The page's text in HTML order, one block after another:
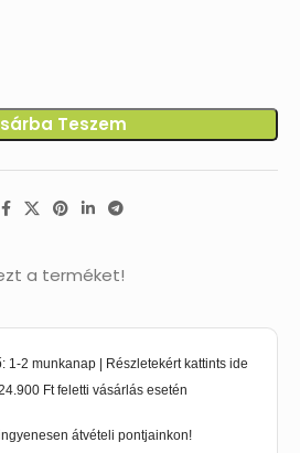
Teszem
a terméket!
1-2 munkanap | Részletekért kattints ide
Ft feletti vásárlás esetén
átvételi pontjainkon!